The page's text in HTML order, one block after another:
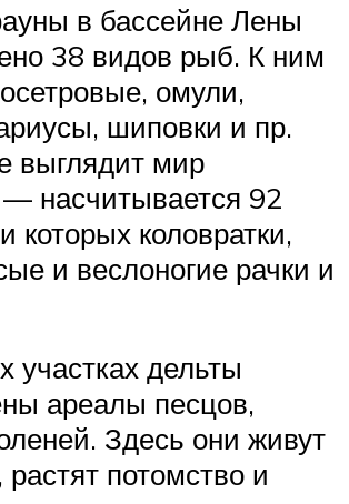
в бассейне Лены
38 видов рыб. К ним
омули,
шиповки и пр.
выглядит мир
— насчитывается 92
которых коловратки,
и веслоногие рачки и
участках дельты
ареалы песцов,
Здесь они живут
растят потомство и